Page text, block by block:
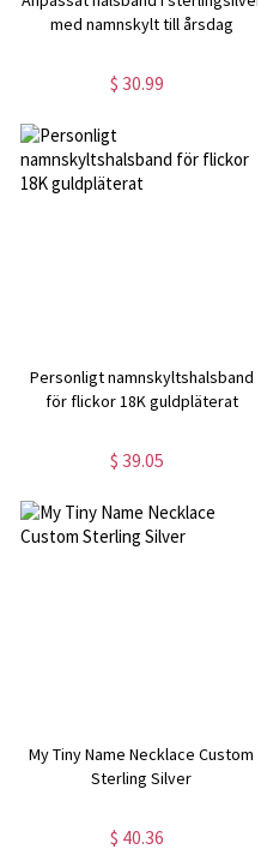
med namnskylt till årsdag
$ 30.99
Personligt namnskyltshalsband
för flickor 18K guldpläterat
$ 39.05
My Tiny Name Necklace Custom
Sterling Silver
$ 40.36